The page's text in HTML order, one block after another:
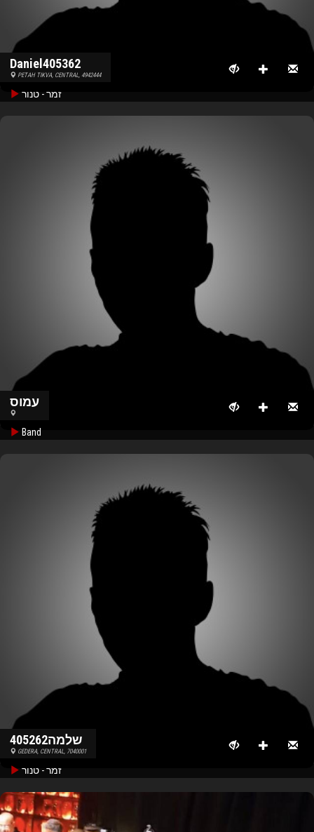
Daniel405362
PETAH TIKVA, CENTRAL, 4942444
זמר - טנור
עמוס
Band
שלמה405262
GEDERA, CENTRAL, 7040001
זמר - טנור